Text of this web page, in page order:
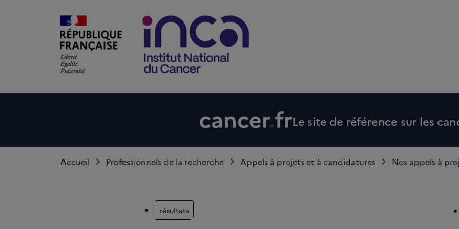
Le site de référence sur les
Accueil Professionnels de la recherche Appels à projets et à candidatures Nos appels à
résultats